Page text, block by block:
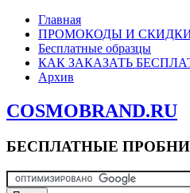
Главная
ПРОМОКОДЫ И
Бесплатные образцы
КАК ЗАКАЗАТЬ
Архив
COSMOBRAND.RU
БЕСПЛАТНЫЕ